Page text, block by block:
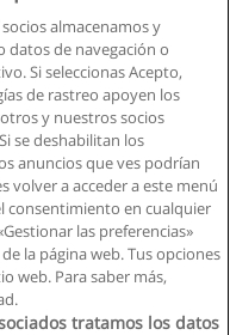
e Inbound
socios almacenamos y
datos de navegación o
Si seleccionas Acepto,
de rastreo apoyen los
y nuestros socios
se deshabilitan los
anuncios que ves podrían
volver a acceder a este menú
consentimiento en cualquier
las preferencias»
la página web. Tus opciones
web. Para saber más,
tratamos los datos